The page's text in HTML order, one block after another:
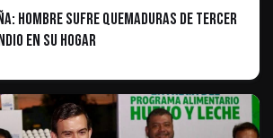
Hombre Sufre Quemaduras de Tercer
en su Hogar